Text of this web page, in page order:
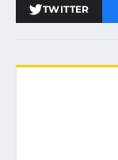
TWITTER